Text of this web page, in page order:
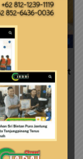
Pasang
Ajak Masyarakat